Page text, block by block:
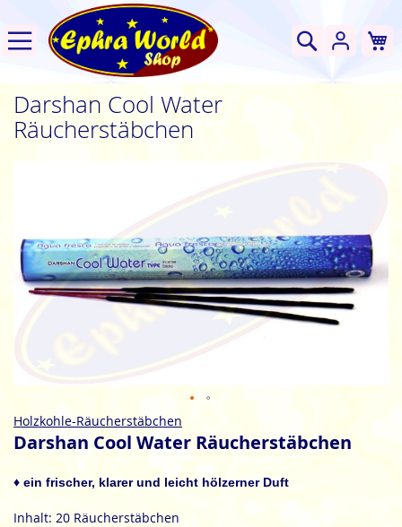
Suche
Darshan Cool Water
Räucherstäbchen
springen
Zum
Anfang
Bildgalerie
springen
Holzkohle-Räucherstäbchen
Darshan Cool Water Räucherstäbchen
♦ ein frischer, klarer und leicht hölzerner Duft
Inhalt: 20 Räucherstäbchen